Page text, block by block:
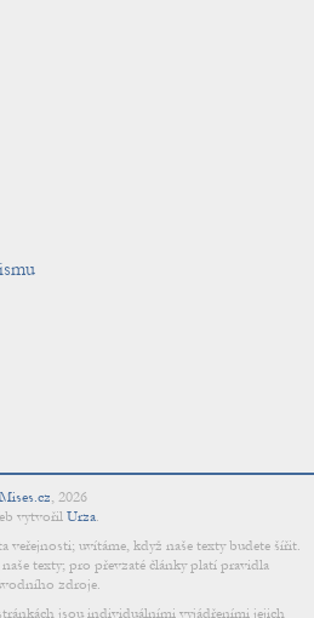
Mises.cz, 2026
vytvořil Urza.
veřejnosti; uvítáme, když naše texty budete šířit.
texty; pro převzaté články platí pravidla
zdroje.
jsou individuálními vyjádřeními jejich